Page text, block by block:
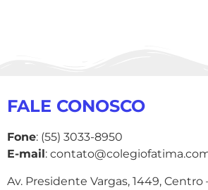
FALE CONOSCO
Fone: (55) 3033-8950
E-mail:
Av. Presidente Vargas, 1449, Centro